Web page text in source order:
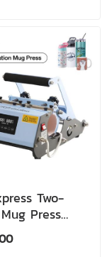
Two-
Press
Light